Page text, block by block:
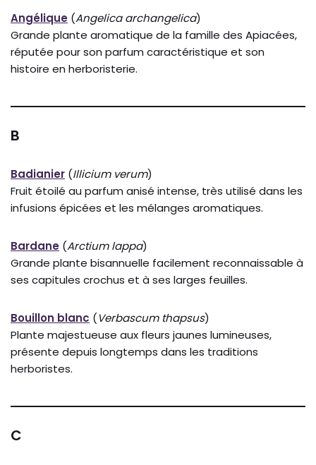
Angélique (Angelica archangelica)
Grande plante aromatique de la famille des Apiacées,
réputée pour son parfum caractéristique et son
histoire en herboristerie.
B
Badianier (Illicium verum)
Fruit étoilé au parfum anisé intense, très utilisé dans les
infusions épicées et les mélanges aromatiques.
Bardane (Arctium lappa)
Grande plante bisannuelle facilement reconnaissable à
ses capitules crochus et à ses larges feuilles.
Bouillon blanc (Verbascum thapsus)
Plante majestueuse aux fleurs jaunes lumineuses,
présente depuis longtemps dans les traditions
herboristes.
C